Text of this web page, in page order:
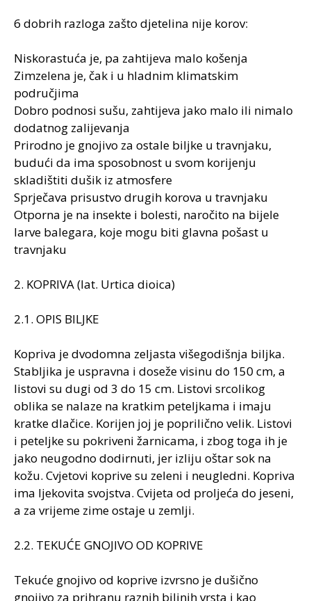
6 dobrih razloga zašto djetelina nije korov:
Niskorastuća je, pa zahtijeva malo košenja
Zimzelena je, čak i u hladnim klimatskim
područjima
Dobro podnosi sušu, zahtijeva jako malo ili nimalo
dodatnog zalijevanja
Prirodno je gnojivo za ostale biljke u travnjaku,
budući da ima sposobnost u svom korijenju
skladištiti dušik iz atmosfere
Sprječava prisustvo drugih korova u travnjaku
Otporna je na insekte i bolesti, naročito na bijele
larve balegara, koje mogu biti glavna pošast u
travnjaku
2. KOPRIVA (lat. Urtica dioica)
2.1. OPIS BILJKE
Kopriva je dvodomna zeljasta višegodišnja biljka.
Stabljika je uspravna i doseže visinu do 150 cm, a
listovi su dugi od 3 do 15 cm. Listovi srcolikog
oblika se nalaze na kratkim peteljkama i imaju
kratke dlačice. Korijen joj je poprilično velik. Listovi
i peteljke su pokriveni žarnicama, i zbog toga ih je
jako neugodno dodirnuti, jer izliju oštar sok na
kožu. Cvjetovi koprive su zeleni i neugledni. Kopriva
ima ljekovita svojstva. Cvijeta od proljeća do jeseni,
a za vrijeme zime ostaje u zemlji.
2.2. TEKUĆE GNOJIVO OD KOPRIVE
Tekuće gnojivo od koprive izvrsno je dušično
gnojivo za prihranu raznih biljnih vrsta i kao